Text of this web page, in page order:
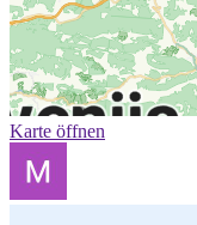
Karte öffnen